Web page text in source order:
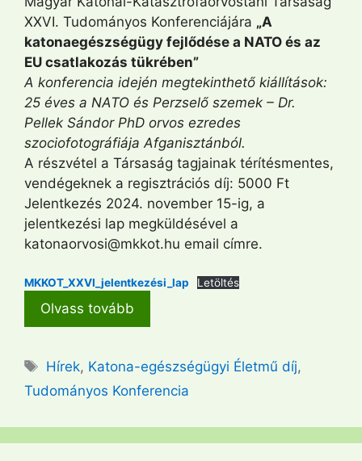
XXVI. Tudományos Konferenciájára „A
katonaegészségügy fejlődése a NATO és az
EU csatlakozás tükrében”
A konferencia idején megtekinthető kiállítások:
25 éves a NATO és Perzselő szemek – Dr.
Pellek Sándor PhD orvos ezredes
szociofotográfiája Afganisztánból.
A részvétel a Társaság tagjainak térítésmentes,
vendégeknek a regisztrációs díj: 5000 Ft
Jelentkezés 2024. november 15-ig, a
jelentkezési lap megküldésével a
katonaorvosi@mkkot.hu email címre.
MKKOT_XXVI_jelentkezési_lap Letöltés
Olvass tovább
Címkék
Hírek, Katona-egészségügyi Életmű díj,
Tudományos Konferencia